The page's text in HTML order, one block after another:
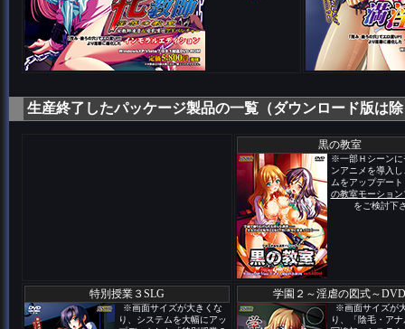
生産終了したパッケージ製品の一覧（ダウンロード版
黒の教室
※一部Ｈシーンに
ンアニメを導入
ムをアップデート
の教室モーション
をご検討下
特別授業３SLG
※画面サイズが大きくな
り、システムを大幅にアッ
学園２～淫虐の図式～DVD
※画面サイズが
り、「陰毛・ア